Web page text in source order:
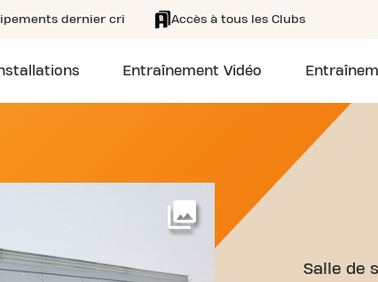
dernier cri Accès à tous les Clubs
Entraînement Vidéo
DU PRÉSIDENT
Voir plus
Salle de